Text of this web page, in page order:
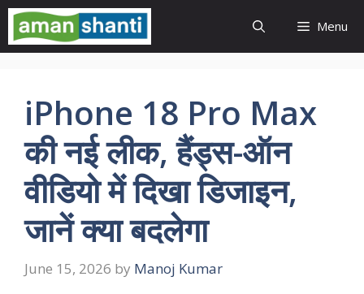
Skip
content
Menu
iPhone 18 Pro Max
की नई लीक, हैंड्स-ऑन
वीडियो में दिखा डिजाइन,
जानें क्या बदलेगा
June 15, 2026 by Manoj Kumar